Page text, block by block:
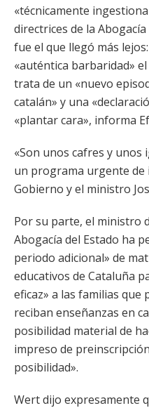
«técnicamente
directrices de la
fue el que llegó más
«auténtica barbaridad»
trata de un «nuevo
catalán» y una
«plantar cara», informa
«Son unos cafres y unos
un programa urgente de
Gobierno y el ministro
Por su parte, el ministro
Abogacía del Estado ha
periodo adicional» de
educativos de Cataluña
eficaz» a las familias
reciban enseñanzas en
posibilidad material de
impreso de
posibilidad».
Wert dijo expresamente